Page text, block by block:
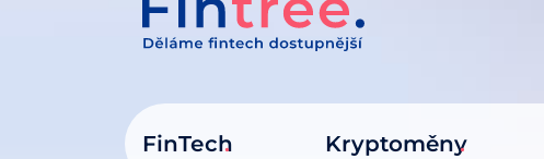
FinTech Kryptoměny